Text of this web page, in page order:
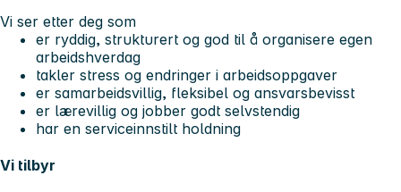
Vi ser etter deg som
er ryddig, strukturert og god til å organisere egen
arbeidshverdag
takler stress og endringer i arbeidsoppgaver
er samarbeidsvillig, fleksibel og ansvarsbevisst
er lærevillig og jobber godt selvstendig
har en serviceinnstilt holdning
Vi tilbyr